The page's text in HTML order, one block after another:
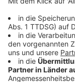
Weitere
Anzeige
So berichtet